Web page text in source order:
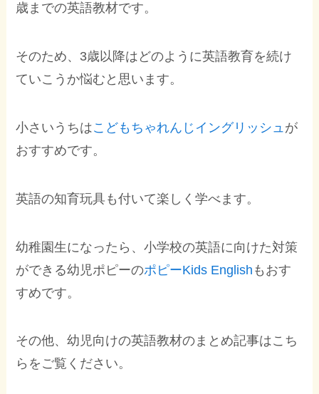
歳までの英語教材です。
そのため、3歳以降はどのように英語教育を続け
ていこうか悩むと思います。
小さいうちはこどもちゃれんじイングリッシュ が
おすすめです。
英語の知育玩具も付いて楽しく学べます。
幼稚園生になったら、小学校の英語に向けた対策
ができる幼児ポピーのポピーKids English もおす
すめです。
その他、幼児向けの英語教材のまとめ記事はこち
らをご覧ください。